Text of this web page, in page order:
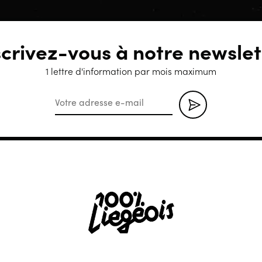
vous à notre
1 lettre d'information par mois maximum